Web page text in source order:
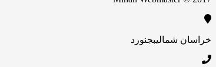
خراسان شمالیبجنورد